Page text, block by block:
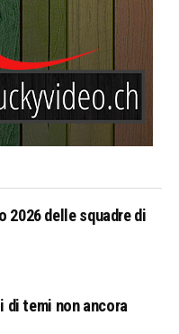
2026 delle squadre di
di temi non ancora